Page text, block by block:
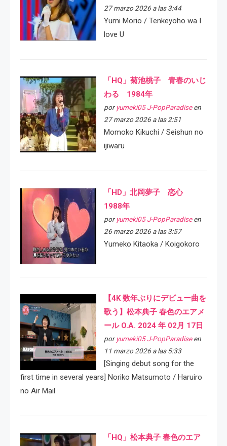
27 marzo 2026 a las 3:44
Yumi Morio / Tenkeyoho wa I
love U
「HQ」菊池桃子 青春のいじ
わる 1984年
por yumeki05 J-PopParadiseen
27 marzo 2026 a las 2:51
Momoko Kikuchi / Seishun no
ijiwaru
「HD」北岡夢子 恋心
1988年
por yumeki05 J-PopParadiseen
26 marzo 2026 a las 3:57
Yumeko Kitaoka / Koigokoro
【4K 数年ぶりにデビュー曲を
歌う】松本典子 春色のエアメ
ール O.A. 2024 年 02月 17日
por yumeki05 J-PopParadiseen
11 marzo 2026 a las 5:33
[Singing debut song for the
first time in several years] Noriko Matsumoto / Haruiro
no Air Mail
「HQ」松本典子 春色のエア